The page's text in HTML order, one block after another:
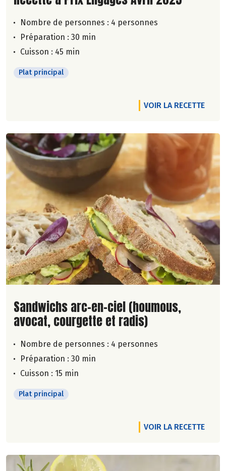
Nombre de personnes : 4 personnes
Préparation : 30 min
Cuisson : 45 min
Plat principal
VOIR LA RECETTE
Lire la suite de la recette
Sandwichs arc-en-ciel (houmous,
avocat, courgette et radis)
Nombre de personnes : 4 personnes
Préparation : 30 min
Cuisson : 15 min
Plat principal
VOIR LA RECETTE